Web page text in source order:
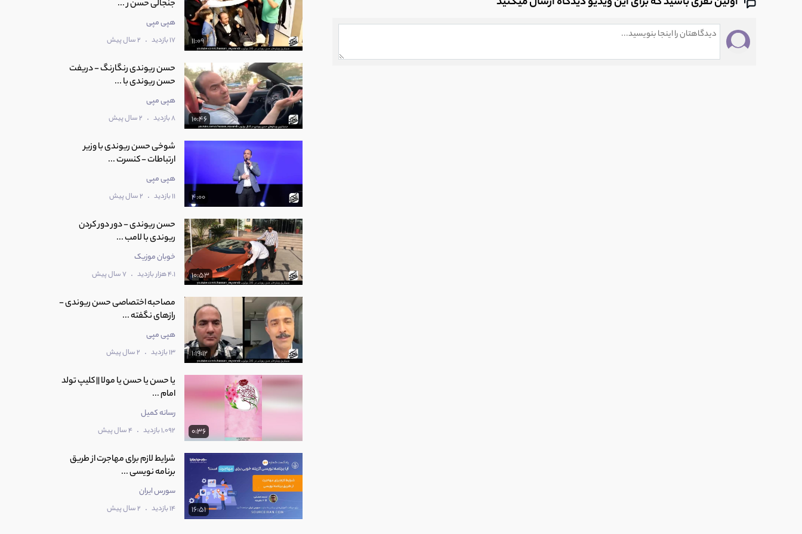
11:09
جنجالی حسن ر ...
هپی مپی
17 بازدید . 2 سال پیش
10:46
حسن ریوندی رنگارنگ - دریفت
حسن ریوندی با ...
هپی مپی
8 بازدید . 2 سال پیش
4:00
شوخی حسن ریوندی با وزیر
ارتباطات - کنسرت ...
هپی مپی
11 بازدید . 2 سال پیش
10:53
حسن ریوندی - دور دور کردن
ریوندی با لامب ...
خوبان موزیک
4.1 هزار بازدید . 7 سال پیش
1:19:12
مصاحبه اختصاصی حسن ریوندی -
رازهای نگفته ...
هپی مپی
13 بازدید . 2 سال پیش
0:36
یا حسن یا حسن یا مولا || کلیپ تولد
امام ...
رسانه کمیل
1,092 بازدید . 4 سال پیش
16:51
شرایط لازم برای مهاجرت از طریق
برنامه نویسی ...
سورس ایران
14 بازدید . 2 سال پیش